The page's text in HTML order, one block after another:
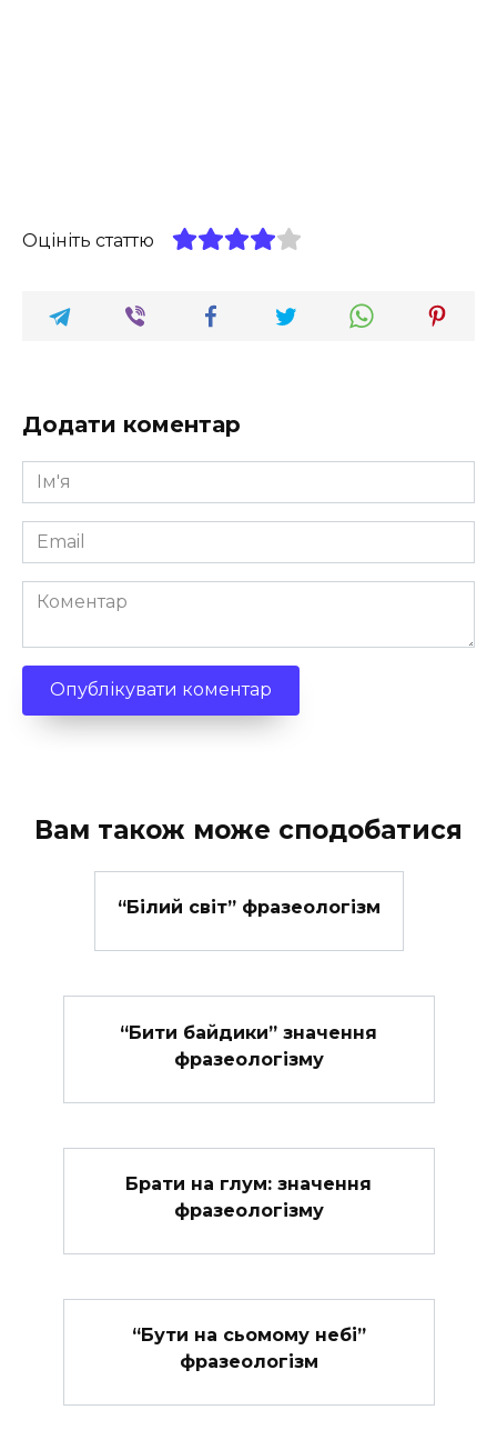
Оцініть статтю
Додати коментар
Ім'я
*
Email
*
Коментар
Вам також може сподобатися
“Білий світ” фразеологізм
“Бити байдики” значення
фразеологізму
Брати на глум: значення
фразеологізму
“Бути на сьомому небі”
фразеологізм